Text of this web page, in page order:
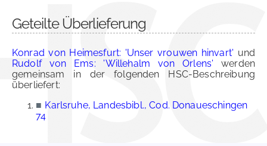
Geteilte Überlieferung
Konrad von Heimesfurt: 'Unser vrouwen hinvart' und
Rudolf von Ems: 'Willehalm von Orlens' werden
gemeinsam in der folgenden HSC-Beschreibung
überliefert:
■ Karlsruhe, Landesbibl., Cod. Donaueschingen
74